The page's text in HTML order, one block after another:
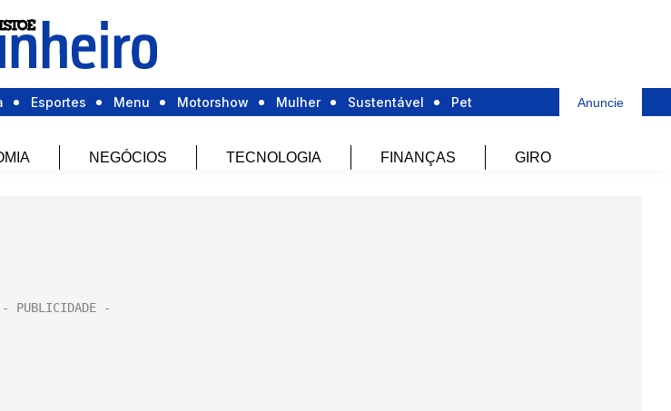
Esportes Menu Motorshow Mulher Sustentável Pet Anuncie
NEGÓCIOS TECNOLOGIA FINANÇAS GIRO